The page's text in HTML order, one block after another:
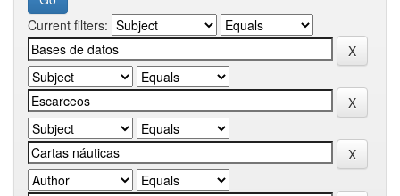
Current filters: